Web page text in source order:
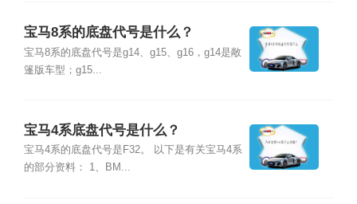
宝马8系的底盘代号是什么？
宝马8系的底盘代号是g14、g15、g16，g14是敞
篷版车型；g15...
宝马4系底盘代号是什么？
宝马4系的底盘代号是F32。 以下是有关宝马4系
的部分资料： 1、BM...